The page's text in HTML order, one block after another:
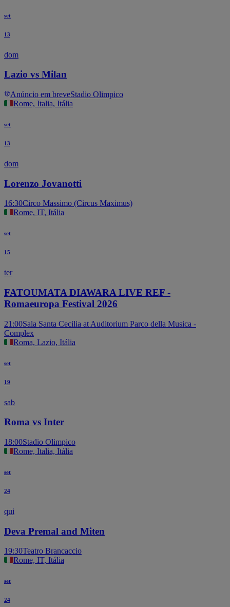
set
13
dom
Lazio vs Milan
Anúncio em breveStadio Olimpico
Rome, Italia, Itália
set
13
dom
Lorenzo Jovanotti
16:30Circo Massimo (Circus Maximus)
Rome, IT, Itália
set
15
ter
FATOUMATA DIAWARA LIVE REF -
Romaeuropa Festival 2026
21:00Sala Santa Cecilia at Auditorium Parco della Musica -
Complex
Roma, Lazio, Itália
set
19
sab
Roma vs Inter
18:00Stadio Olimpico
Rome, Italia, Itália
set
24
qui
Deva Premal and Miten
19:30Teatro Brancaccio
Rome, IT, Itália
set
24